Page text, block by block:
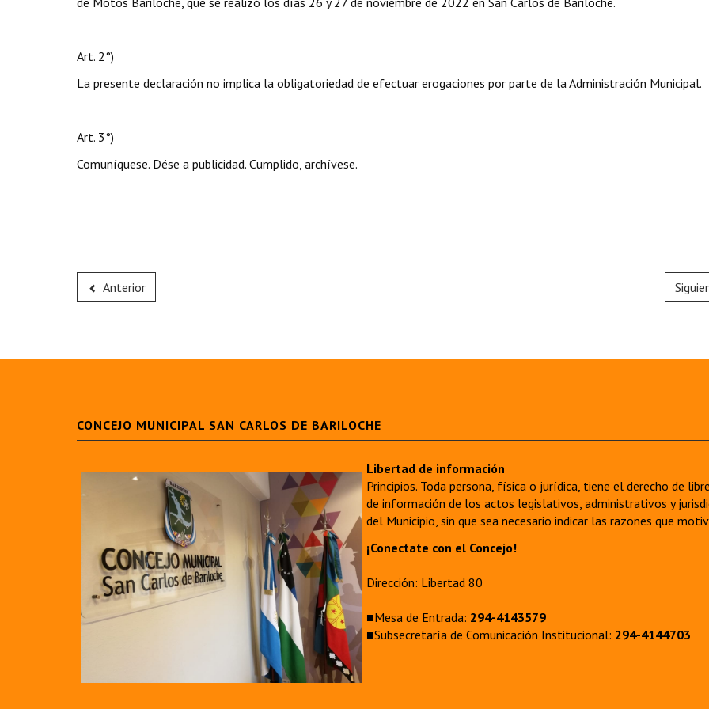
Art. 2°)
La presente declaración no implica la obligatoriedad de efectuar erogaciones por parte de la Administración Municipal.
Art. 3°)
Comuníquese. Dése a publicidad. Cumplido, archívese.
Anterior
CONCEJO MUNICIPAL SAN CARLOS DE BARILOCHE
Libertad de información
Principios. Toda persona, física o jurídica, tiene el derecho de
de información de los actos legislativos, administrativos y
del Municipio, sin que sea necesario indicar las razones que
¡Conectate con el Concejo!
Dirección: Libertad 80
■Mesa de Entrada: 294-4143579
■Subsecretaría de Comunicación Institucional: 294-4144703